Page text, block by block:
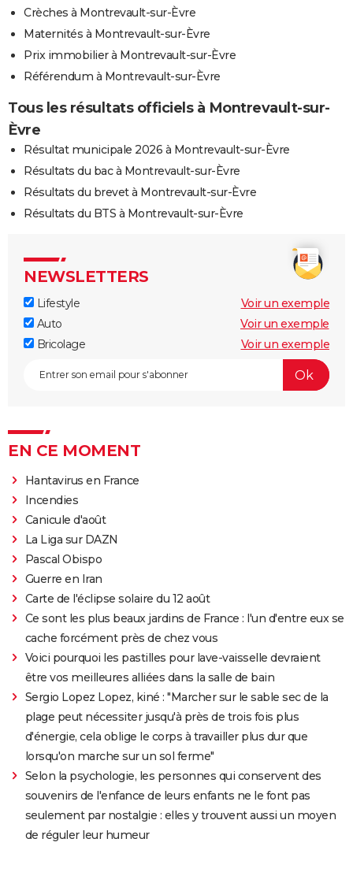
Crèches à Montrevault-sur-Èvre
Maternités à Montrevault-sur-Èvre
Prix immobilier à Montrevault-sur-Èvre
Référendum à Montrevault-sur-Èvre
Tous les résultats officiels à Montrevault-sur-
Èvre
Résultat municipale 2026 à Montrevault-sur-Èvre
Résultats du bac à Montrevault-sur-Èvre
Résultats du brevet à Montrevault-sur-Èvre
Résultats du BTS à Montrevault-sur-Èvre
NEWSLETTERS
Lifestyle
Voir un exemple
Auto
Voir un exemple
Bricolage
Voir un exemple
EN CE MOMENT
Hantavirus en France
Incendies
Canicule d'août
La Liga sur DAZN
Pascal Obispo
Guerre en Iran
Carte de l'éclipse solaire du 12 août
Ce sont les plus beaux jardins de France : l'un d'entre eux se
cache forcément près de chez vous
Voici pourquoi les pastilles pour lave-vaisselle devraient
être vos meilleures alliées dans la salle de bain
Sergio Lopez Lopez, kiné : "Marcher sur le sable sec de la
plage peut nécessiter jusqu'à près de trois fois plus
d'énergie, cela oblige le corps à travailler plus dur que
lorsqu'on marche sur un sol ferme"
Selon la psychologie, les personnes qui conservent des
souvenirs de l'enfance de leurs enfants ne le font pas
seulement par nostalgie : elles y trouvent aussi un moyen
de réguler leur humeur